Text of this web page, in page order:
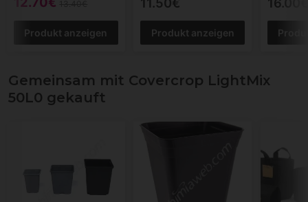
Produkt anzeigen Produkt anzeigen
Gemeinsam mit Covercrop LightMix
50L0 gekauft